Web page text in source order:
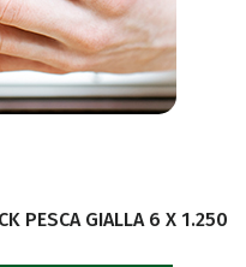
PESCA GIALLA 6 X 1.250